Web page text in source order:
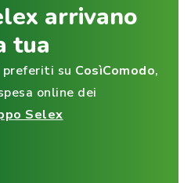
arrivano
tua
su CosìComodo,
online dei
Selex